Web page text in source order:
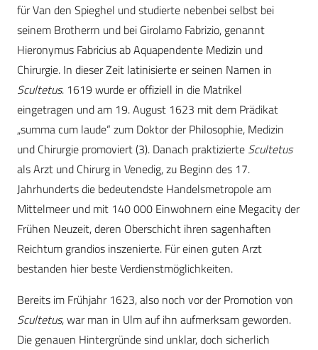
für Van den Spieghel und studierte nebenbei selbst bei
seinem Brotherrn und bei Girolamo Fabrizio, genannt
Hieronymus Fabricius ab Aquapendente Medizin und
Chirurgie. In dieser Zeit latinisierte er seinen Namen in
Scultetus. 1619 wurde er offiziell in die Matrikel
eingetragen und am 19. August 1623 mit dem Prädikat
„summa cum laude“ zum Doktor der Philosophie, Medizin
und Chirurgie promoviert (3). Danach praktizierte Scultetus
als Arzt und Chirurg in Venedig, zu Beginn des 17.
Jahrhunderts die bedeutendste Handelsmetropole am
Mittelmeer und mit 140 000 Einwohnern eine Megacity der
Frühen Neuzeit, deren Oberschicht ihren sagenhaften
Reichtum grandios inszenierte. Für einen guten Arzt
bestanden hier beste Verdienstmöglichkeiten.
Bereits im Frühjahr 1623, also noch vor der Promotion von
Scultetus, war man in Ulm auf ihn aufmerksam geworden.
Die genauen Hintergründe sind unklar, doch sicherlich